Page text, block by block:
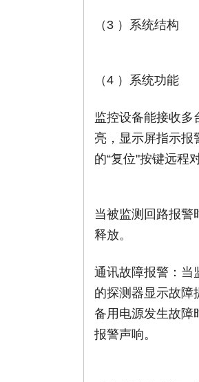
（3 ）系统结构
（4 ）系统功能
监控设备能接收多
亮，显示屏指示报
的“复位"按键远程
当被监测回路报警
释放。
通讯故障报警：当
的探测器显示故障
备用电源发生故障
报警声响。